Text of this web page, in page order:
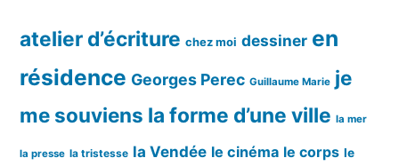
atelier d’écriture chez moi dessiner en
résidence Georges Perec Guillaume Marie je
me souviens la forme d’une ville la mer
la presse la tristesse la Vendée le cinéma le corps le